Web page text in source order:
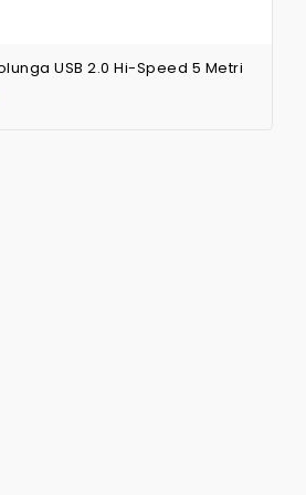
USB 2.0 Hi-Speed 5 Metri